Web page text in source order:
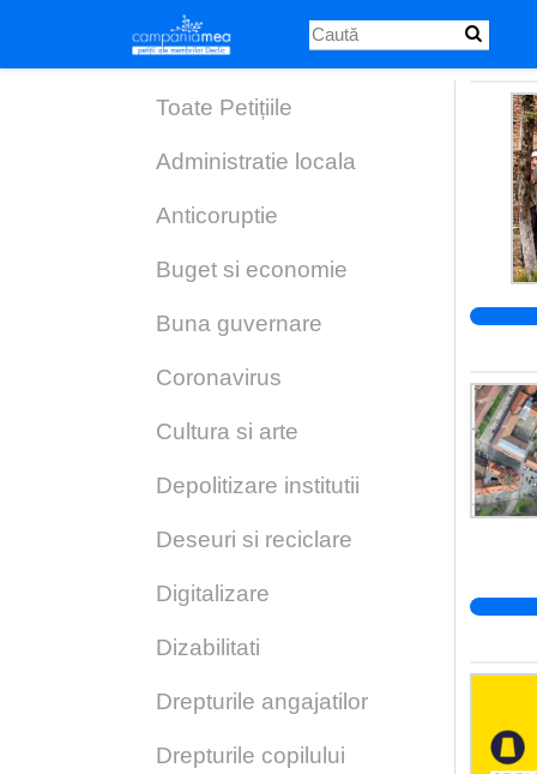
main
Toate Petițiile
Administratie locala
Anticoruptie
Buget si economie
Buna guvernare
Coronavirus
Cultura si arte
Depolitizare institutii
Deseuri si reciclare
Digitalizare
Dizabilitati
Drepturile angajatilor
Drepturile copilului